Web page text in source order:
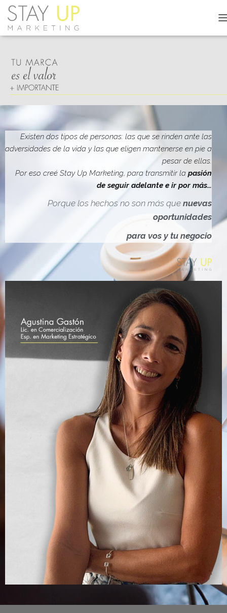
A
M
D
E
N
A
V
G
I
Ó
N
Existen dos tipos de personas: las que se rinden ante las
adversidades de la vida y las que eligen mantenerse en pie a
pesar de ellas.
Por eso creé Stay Up Marketing, para transmitir la pasión
de seguir adelante e ir por más…
Porque los hechos no son más que nuevas
oportunidades
para vos y tu negocio